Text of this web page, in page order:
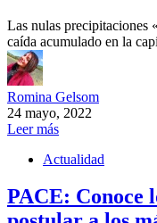
Las nulas precipitaciones
caída acumulado en la
Romina Gelsom
24 mayo, 2022
Leer más
Actualidad
PACE: Conoce